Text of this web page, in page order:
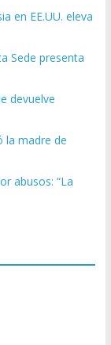
en EE.UU. eleva
Sede presenta
devuelve
la madre de
abusos: “La